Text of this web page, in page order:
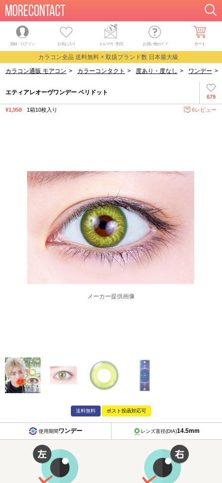
登録・ログイン お気に入り メルマガ・割引 お買い物ガイド カート
カラコン全品 送料無料 × 取扱ブランド数 日本最大級
カラコン通販 モアコン > カラーコンタクト > 度あり・度なし > ワンデー >
679
エティアレオーヴワンデー ペリドット
¥1,958 1箱10枚入り 6レビュー
メーカー提供画像
送料無料 ポスト投函対応可
使用期間ワンデー レンズ直径(DIA)14.5mm